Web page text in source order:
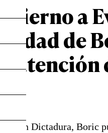
a
de
atención
en Dictadura, Boric